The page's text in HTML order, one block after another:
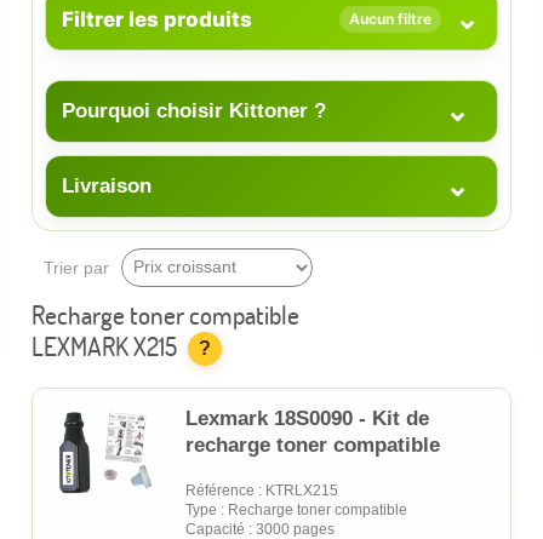
Filtrer les produits Aucun filtre ⌄
Pourquoi choisir Kittoner ? ⌄
Livraison ⌄
Trier par
Recharge toner compatible
LEXMARK X215
?
Lexmark 18S0090 - Kit de
recharge toner compatible
Référence : KTRLX215
Type : Recharge toner compatible
Capacité : 3000 pages